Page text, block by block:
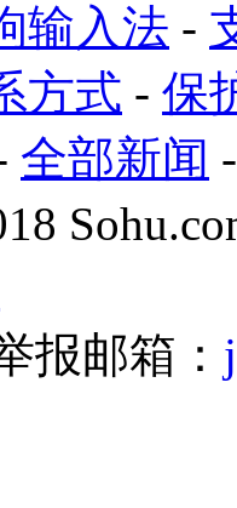
输入法 -
方式 - 保
全部新闻
报邮箱：